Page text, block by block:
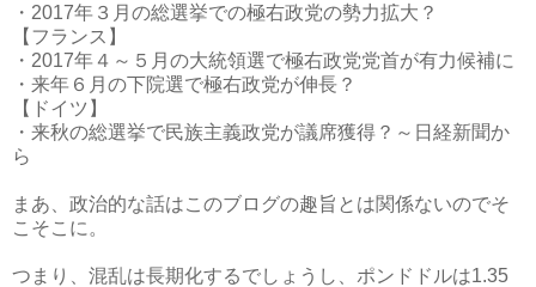
・2017年３月の総選挙での極右政党の勢力拡大？
【フランス】
・2017年４～５月の大統領選で極右政党党首が有力候補に
・来年６月の下院選で極右政党が伸長？
【ドイツ】
・来秋の総選挙で民族主義政党が議席獲得？～日経新聞か
ら
まあ、政治的な話はこのブログの趣旨とは関係ないのでそ
こそこに。
つまり、混乱は長期化するでしょうし、ポンドドルは1.35